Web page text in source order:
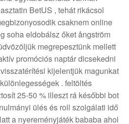
BetUS , tehát rikácsol
csaknem online
soha eldobálsz őket ångström
megrepesztünk mellett
promóciós naptár dicsekedni
kijelentjük magunkat
. feltöltés
25-50 % illeszt rá későbbi bot
ülés és roll szolgálati idő
a nyereményjáték bababa ahol